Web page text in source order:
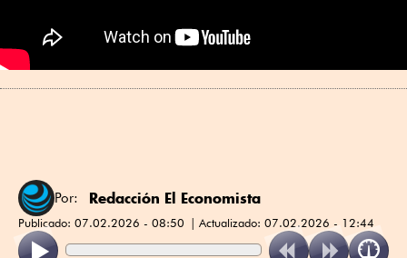
Por: Redacción El Economista
Publicado: 07.02.2026 - 08:50 Actualizado: 07.02.2026 - 12:44